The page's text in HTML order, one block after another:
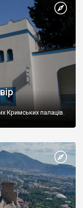
Кримських палаців.